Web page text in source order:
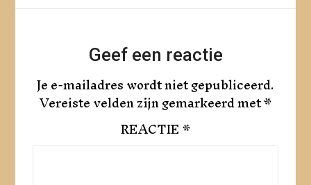
Geef een reactie
Je e-mailadres wordt niet gepubliceerd.
Vereiste velden zijn gemarkeerd met*
REACTIE*